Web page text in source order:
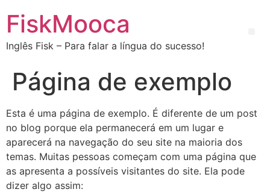
FiskMooca
Inglês Fisk – Para falar a língua do sucesso!
Página de exemplo
Esta é uma página de exemplo. É diferente de um post
no blog porque ela permanecerá em um lugar e
aparecerá na navegação do seu site na maioria dos
temas. Muitas pessoas começam com uma página que
as apresenta a possíveis visitantes do site. Ela pode
dizer algo assim: